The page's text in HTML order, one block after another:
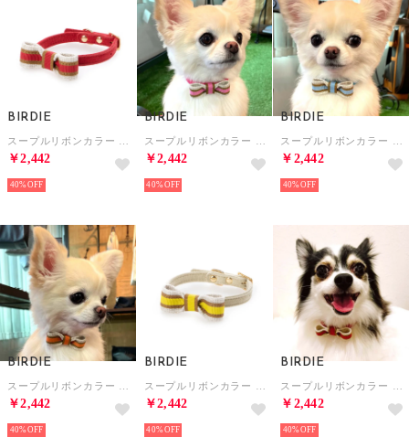
BIRDIE
￥2,442
40%
BIRDIE
￥2,442
40%
BIRDIE
￥2,442
40%
BIRDIE
￥2,442
40%
BIRDIE
￥2,442
40%
BIRDIE
￥2,442
40%